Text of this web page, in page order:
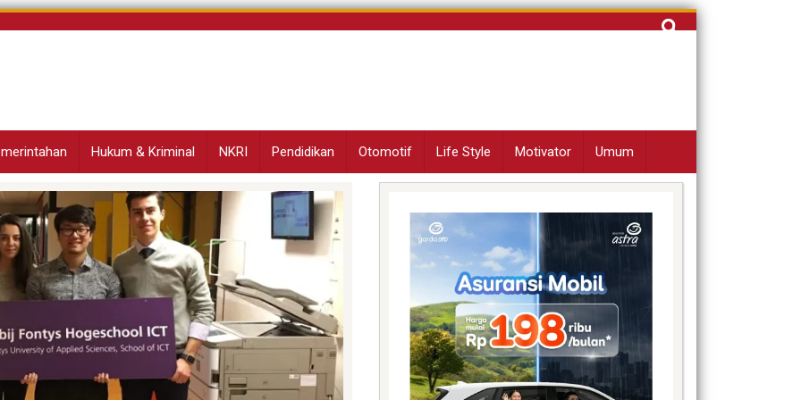
Cari
Hukum & Kriminal NKRI Pendidikan Otomotif Life Style Motivator Umum